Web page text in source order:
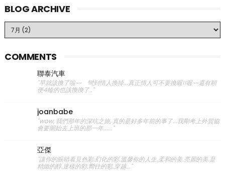
BLOG ARCHIVE
COMMENTS
聯泰汽車
"早就該換了啦~~ 彎到情人換掉...真正情人可不要換喔!!喔~~還有順
便4輪的也該換換了.."
joanbabe
"wow, 我們那年的深坑之旅, 真的是好多年前的事了...我剛考上外貿協
會要開始去上班的那一年......"
亞傑
"讓你的眼睛看見色彩.幻化的彩.溫馨你的人生.柔和的美.亮麗的美.是
精緻的醇.迷樣的彩.嚮往的彩.穿越..."